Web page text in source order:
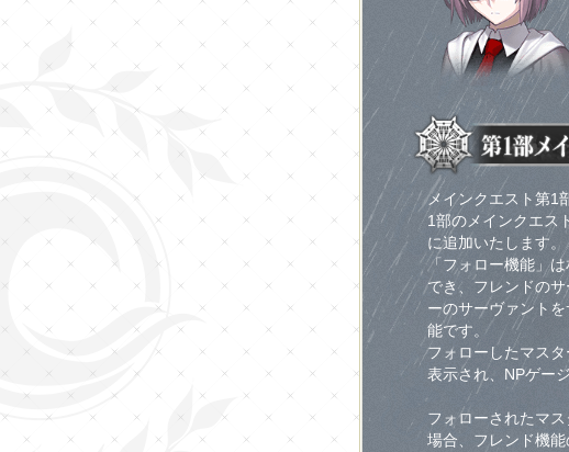
メインクエスト第1
1部のメインクエス
に追加いたします。
「フォロー機能」
でき、フレンドの
ーのサーヴァント
能です。
フォローしたマス
表示され、NPゲー
フォローされたマ
場合、フレンド機